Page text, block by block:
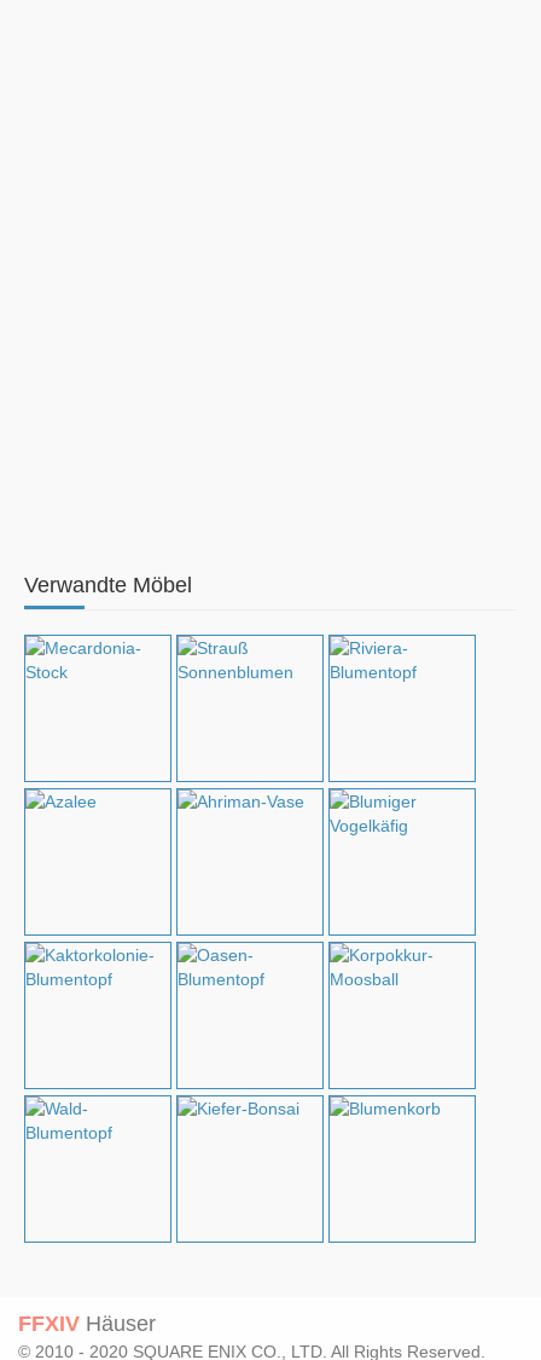
Verwandte Möbel
FFXIV Häuser
© 2010 - 2020 SQUARE ENIX CO., LTD. All Rights Reserved.